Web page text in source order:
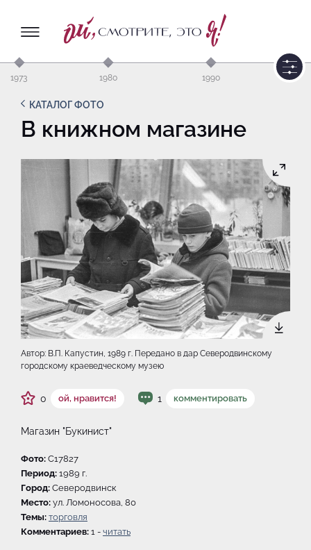
1973 1980 1990
КАТАЛОГ ФОТО
В книжном магазине
Автор: В.П. Капустин, 1989 г. Передано в дар Северодвинскому
городскому краеведческому музею
0 ой, нравится! 1 комментировать
Магазин "Букинист"
Фото: C17827
Период: 1989 г.
Город: Северодвинск
Место: ул. Ломоносова, 80
Темы: торговля
Комментариев: 1 - читать